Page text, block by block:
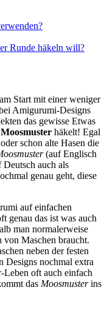
Runde häkeln will?
Start mit einer weniger
Amigurumi-Designs
das gewisse Etwas
Moosmuster häkelt! Egal
schon alte Hasen die
(auf Englisch
Deutsch auch als
genau geht, diese
auf einfachen
genau das ist was auch
man normalerweise
Maschen braucht.
neben der festen
Designs nochmal extra
Leben oft auch einfach
das Moosmusterins